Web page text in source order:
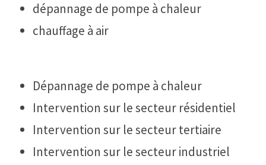
dépannage de pompe à chaleur
chauffage à air
Dépannage de pompe à chaleur
Intervention sur le secteur résidentiel
Intervention sur le secteur tertiaire
Intervention sur le secteur industriel